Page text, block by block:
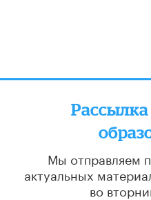
Рассылка
Мы отправляем
актуальных
во